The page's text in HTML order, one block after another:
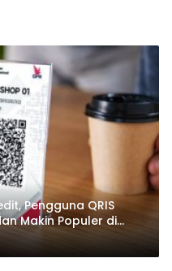
Pengguna QRIS
Makin Populer di